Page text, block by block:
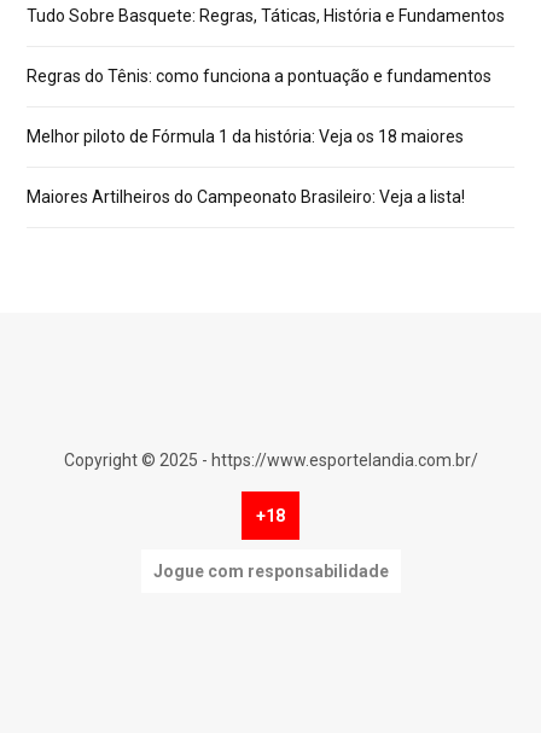
Tudo Sobre Basquete: Regras, Táticas, História e Fundamentos
Regras do Tênis: como funciona a pontuação e fundamentos
Melhor piloto de Fórmula 1 da história: Veja os 18 maiores
Maiores Artilheiros do Campeonato Brasileiro: Veja a lista!
Copyright © 2025 - https://www.esportelandia.com.br/
+18
Jogue com responsabilidade